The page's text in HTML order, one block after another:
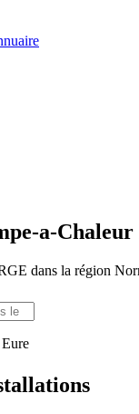
a-Chaleur
dans la région
Eure